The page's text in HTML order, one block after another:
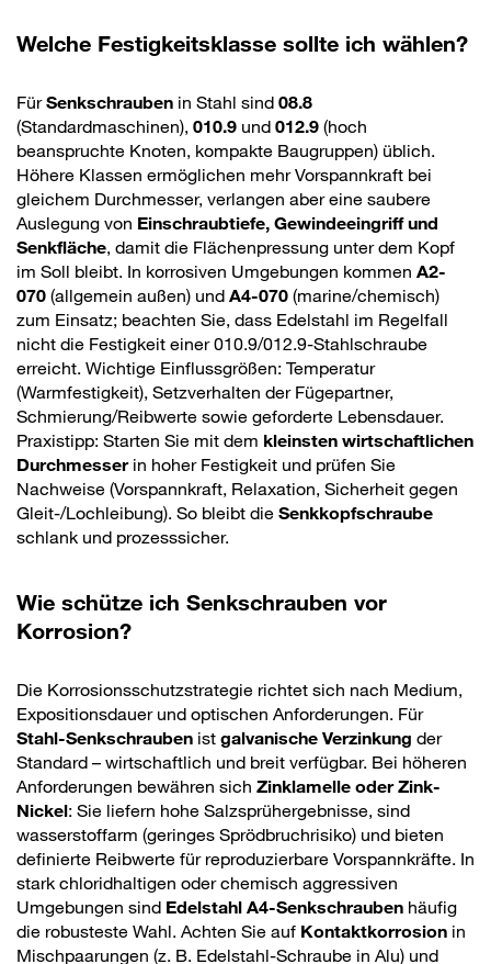
Welche Festigkeitsklasse sollte ich wählen?
FürSenkschrauben in Stahl sind 08.8
(Standardmaschinen), 010.9 und 012.9 (hoch
beanspruchte Knoten, kompakte Baugruppen) üblich.
Höhere Klassen ermöglichen mehr Vorspannkraft bei
gleichem Durchmesser, verlangen aber eine saubere
Auslegung von Einschraubtiefe, Gewindeeingriff und
Senkfläche, damit die Flächenpressung unter dem Kopf
im Soll bleibt. In korrosiven Umgebungen kommen A2-
070 (allgemein außen) und A4-070 (marine/chemisch)
zum Einsatz; beachten Sie, dass Edelstahl im Regelfall
nicht die Festigkeit einer 010.9/012.9-Stahlschraube
erreicht. Wichtige Einflussgrößen: Temperatur
(Warmfestigkeit), Setzverhalten der Fügepartner,
Schmierung/Reibwerte sowie geforderte Lebensdauer.
Praxistipp: Starten Sie mit dem kleinsten wirtschaftlichen
Durchmesserin hoher Festigkeit und prüfen Sie
Nachweise (Vorspannkraft, Relaxation, Sicherheit gegen
Gleit-/Lochleibung). So bleibt die Senkkopfschraube
schlank und prozesssicher.
Wie schütze ich Senkschrauben vor
Korrosion?
Die Korrosionsschutzstrategie richtet sich nach Medium,
Expositionsdauer und optischen Anforderungen. Für
Stahl-Senkschrauben ist galvanische Verzinkung der
Standard – wirtschaftlich und breit verfügbar. Bei höheren
Anforderungen bewähren sich Zinklamelle oder Zink-
Nickel: Sie liefern hohe Salzsprühergebnisse, sind
wasserstoffarm (geringes Sprödbruchrisiko) und bieten
definierte Reibwerte für reproduzierbare Vorspannkräfte. In
stark chloridhaltigen oder chemisch aggressiven
Umgebungen sind Edelstahl A4-Senkschrauben häufig
die robusteste Wahl. Achten Sie auf Kontaktkorrosion in
Mischpaarungen (z. B. Edelstahl-Schraube in Alu) und